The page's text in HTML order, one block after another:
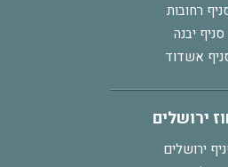
רחובות
סניף יבנה
אשדוד
ירושלים
ירושלים